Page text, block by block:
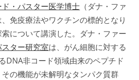
・パスター医学博士 （ダナ・ファ
免疫療法やワクチンの標的となり
について講演した。ダナ・ファー
ター研究室は、がん細胞に対する
DNA非コード領域由来のペプチド
その機能が未解明なタンパク質群